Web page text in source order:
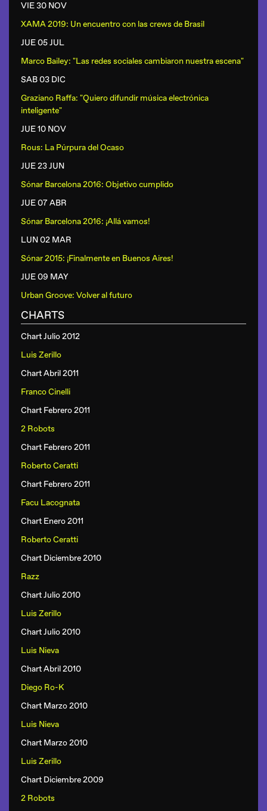
VIE 30 NOV
XAMA 2019: Un encuentro con las crews de Brasil
JUE 05 JUL
Marco Bailey: "Las redes sociales cambiaron nuestra escena"
SAB 03 DIC
Graziano Raffa: "Quiero difundir música electrónica
inteligente"
JUE 10 NOV
Rous: La Púrpura del Ocaso
JUE 23 JUN
Sónar Barcelona 2016: Objetivo cumplido
JUE 07 ABR
Sónar Barcelona 2016: ¡Allá vamos!
LUN 02 MAR
Sónar 2015: ¡Finalmente en Buenos Aires!
JUE 09 MAY
Urban Groove: Volver al futuro
CHARTS
Chart Julio 2012
Luis Zerillo
Chart Abril 2011
Franco Cinelli
Chart Febrero 2011
2 Robots
Chart Febrero 2011
Roberto Ceratti
Chart Febrero 2011
Facu Lacognata
Chart Enero 2011
Roberto Ceratti
Chart Diciembre 2010
Razz
Chart Julio 2010
Luis Zerillo
Chart Julio 2010
Luis Nieva
Chart Abril 2010
Diego Ro-K
Chart Marzo 2010
Luis Nieva
Chart Marzo 2010
Luis Zerillo
Chart Diciembre 2009
2 Robots